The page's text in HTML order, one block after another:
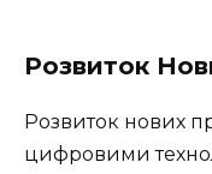
Розвиток
Розвиток нових
цифровими